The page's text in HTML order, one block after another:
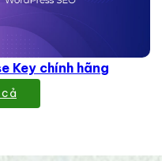
Key chính hãng